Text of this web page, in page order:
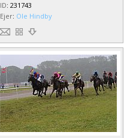
ID: 231743
Ejer: Ole Hindby